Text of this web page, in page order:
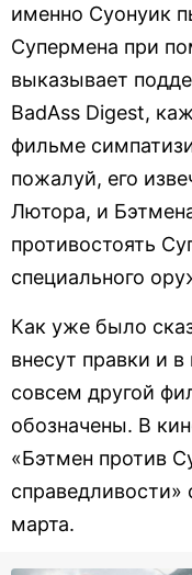
именно Суонуик
Супермена при
выказывает
BadAss Digest,
фильме
пожалуй, его
Лютора, и
противостоять
специального
Как уже было
внесут правки и
совсем другой
обозначены. В
«Бэтмен против
справедливости»
марта.